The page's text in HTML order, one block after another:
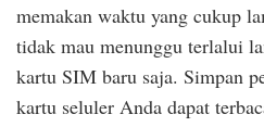
memakan waktu yang cukup
tidak mau menunggu terlalui
kartu SIM baru saja. Simpan
kartu seluler Anda dapat